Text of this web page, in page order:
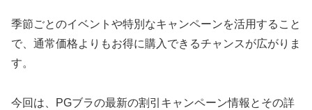
季節ごとのイベントや特別なキャンペーンを活用すること
で、通常価格よりもお得に購入できるチャンスが広がりま
す。
今回は、PGブラの最新の割引キャンペーン情報とその詳